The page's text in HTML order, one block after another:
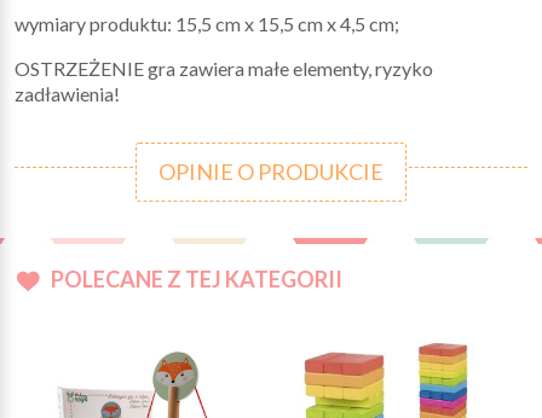
wymiary produktu: 15,5 cm x 15,5 cm x 4,5 cm;
OSTRZEŻENIE gra zawiera małe elementy, ryzyko
zadławienia!
OPINIE O PRODUKCIE
POLECANE Z TEJ KATEGORII